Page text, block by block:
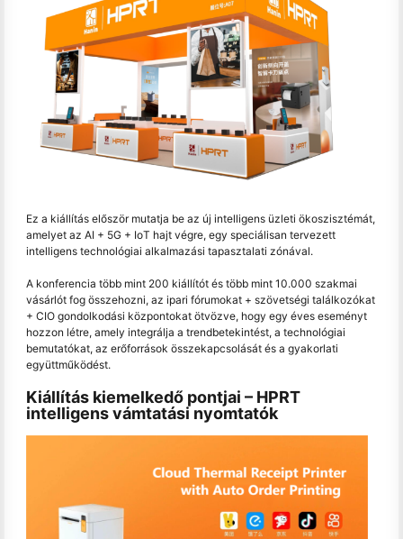
Ez a kiállítás először mutatja be az új intelligens üzleti ökoszisztémát,
amelyet az AI + 5G + IoT hajt végre, egy speciálisan tervezett
intelligens technológiai alkalmazási tapasztalati zónával.
A konferencia több mint 200 kiállítót és több mint 10.000 szakmai
vásárlót fog összehozni, az ipari fórumokat + szövetségi találkozókat
+ CIO gondolkodási központokat ötvözve, hogy egy éves eseményt
hozzon létre, amely integrálja a trendbetekintést, a technológiai
bemutatókat, az erőforrások összekapcsolását és a gyakorlati
együttműködést.
Kiállítás kiemelkedő pontjai – HPRT
intelligens vámtatási nyomtatók